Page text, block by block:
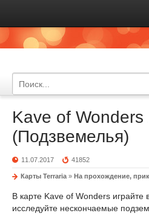
Kave of Wonders
(Подзвемелья)
11.07.2017 41852
Карты Terraria » На прохождение,
В карте Kave of Wonders
исследуйте нескончаемые